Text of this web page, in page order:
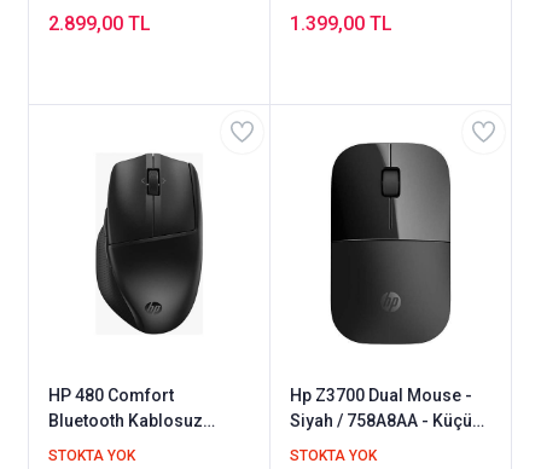
2.899,00 TL 1.399,00 TL
HP 480 Comfort
Bluetooth Kablosuz
Mouse Siyah 8T6M3AA
STOKTA YOK
Hp Z3700 Dual Mouse -
Siyah / 758A8AA - Küçük
Boy
STOKTA YOK